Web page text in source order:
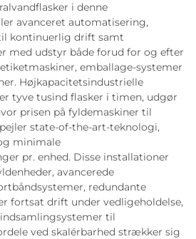
i denne
avanceret automatisering,
kontinuerlig drift samt
med udstyr både forud for og efter
emballage-systemer
Højkapacitetsindustrielle
tyve tusind flasker i timen, udgør
prisen på fyldemaskiner til
state-of-the-art-teknologi,
minimale
pr. enhed. Disse installationer
avancerede
redundante
fortsat drift under vedligeholdelse,
til
ved skalérbarhed strækker sig